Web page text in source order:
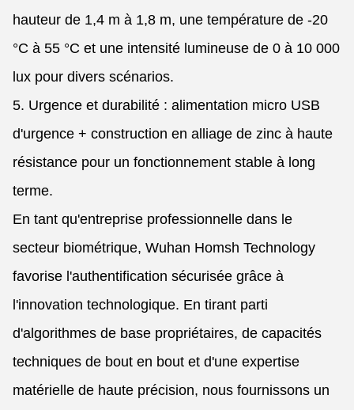
hauteur de 1,4 m à 1,8 m, une température de -20
°C à 55 °C et une intensité lumineuse de 0 à 10 000
lux pour divers scénarios.
5. Urgence et durabilité : alimentation micro USB
d'urgence + construction en alliage de zinc à haute
résistance pour un fonctionnement stable à long
terme.
En tant qu'entreprise professionnelle dans le
secteur biométrique, Wuhan Homsh Technology
favorise l'authentification sécurisée grâce à
l'innovation technologique. En tirant parti
d'algorithmes de base propriétaires, de capacités
techniques de bout en bout et d'une expertise
matérielle de haute précision, nous fournissons un